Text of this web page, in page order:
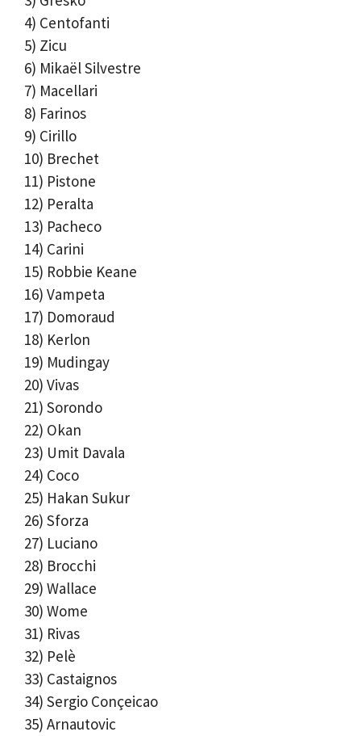
4) Centofanti
5) Zicu
6) Mikaël Silvestre
7) Macellari
8) Farinos
9) Cirillo
10) Brechet
11) Pistone
12) Peralta
13) Pacheco
14) Carini
15) Robbie Keane
16) Vampeta
17) Domoraud
18) Kerlon
19) Mudingay
20) Vivas
21) Sorondo
22) Okan
23) Umit Davala
24) Coco
25) Hakan Sukur
26) Sforza
27) Luciano
28) Brocchi
29) Wallace
30) Wome
31) Rivas
32) Pelè
33) Castaignos
34) Sergio Conçeicao
35) Arnautovic